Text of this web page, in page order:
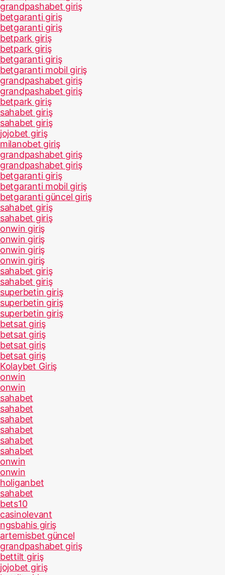
grandpashabet giriş
betgaranti giriş
betgaranti giriş
betpark giriş
betpark giriş
betgaranti giriş
betgaranti mobil giriş
grandpashabet giriş
grandpashabet giriş
betpark giriş
sahabet giriş
sahabet giriş
jojobet giriş
milanobet giriş
grandpashabet giriş
grandpashabet giriş
betgaranti giriş
betgaranti mobil giriş
betgaranti güncel giriş
sahabet giriş
sahabet giriş
onwin giriş
onwin giriş
onwin giriş
onwin giriş
sahabet giriş
sahabet giriş
superbetin giriş
superbetin giriş
superbetin giriş
betsat giriş
betsat giriş
betsat giriş
betsat giriş
Kolaybet Giriş
onwin
onwin
sahabet
sahabet
sahabet
sahabet
sahabet
sahabet
onwin
onwin
holiganbet
sahabet
bets10
casinolevant
ngsbahis giriş
artemisbet güncel
grandpashabet giriş
bettilt giriş
jojobet giriş